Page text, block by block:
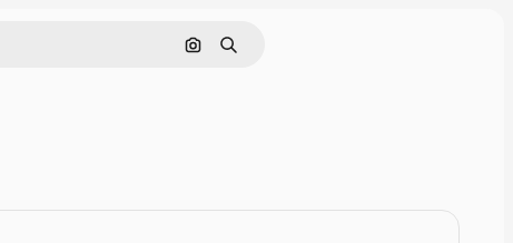
Rechercher par image
Rechercher